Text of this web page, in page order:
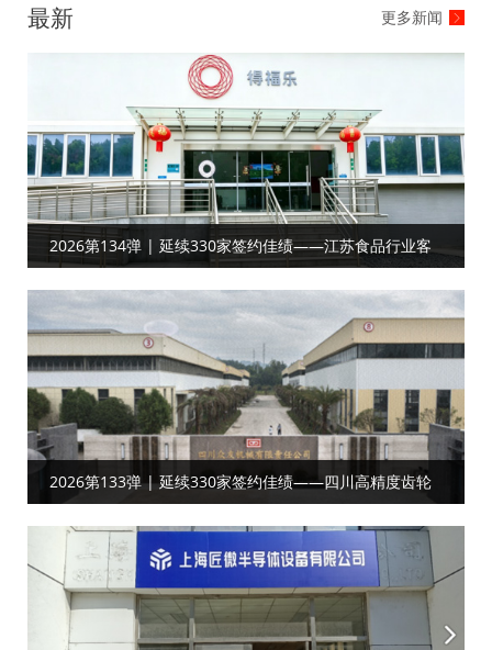
最新 更多新闻
2026第134弹 | 延续330家签约佳绩——江苏食品行业客
户合作工厂目视化
2026第133弹 | 延续330家签约佳绩——四川高精度齿轮‌‌
客户达成工厂目视化合作